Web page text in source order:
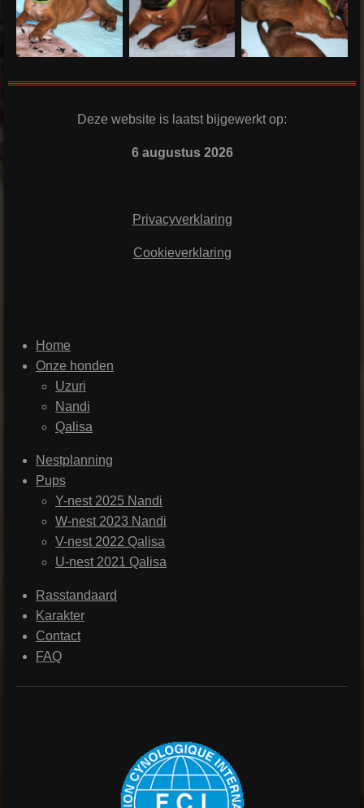
Deze website is laatst bijgewerkt op:
6 augustus 2026
Privacyverklaring
Cookieverklaring
Home
Onze honden
Uzuri
Nandi
Qalisa
Nestplanning
Pups
Y-nest 2025 Nandi
W-nest 2023 Nandi
V-nest 2022 Qalisa
U-nest 2021 Qalisa
Rasstandaard
Karakter
Contact
FAQ